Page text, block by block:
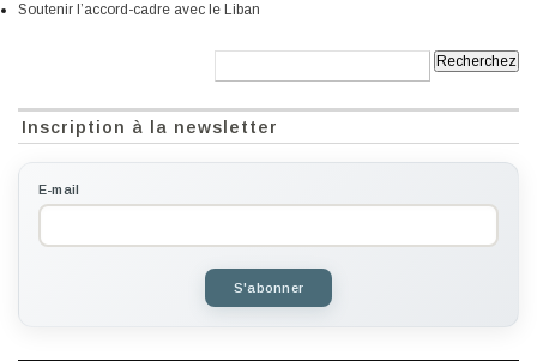
Soutenir l’accord-cadre avec le Liban
Inscription à la newsletter
E-mail
S'abonner